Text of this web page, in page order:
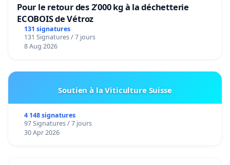
Pour le retour des 2’000 kg à la déchetterie
ECOBOIS de Vétroz
131 signatures
131 Signatures / 7 jours
8 Aug 2026
Soutien à la Viticulture Suisse
4 148 signatures
97 Signatures / 7 jours
30 Apr 2026